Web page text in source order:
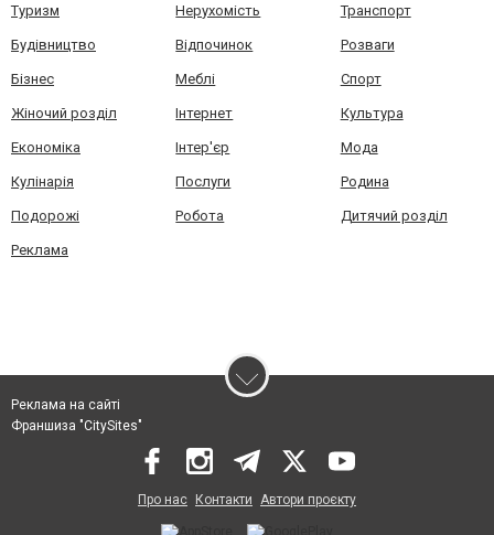
Туризм Нерухомість Транспорт
Будівництво Відпочинок Розваги
Бізнес Меблі Спорт
Жіночий розділ Інтернет Культура
Економіка Інтер'єр Мода
Кулінарія Послуги Родина
Подорожі Робота Дитячий розділ
Реклама
Реклама на сайті
Франшиза "CitySites"
Про нас Контакти Автори проєкту